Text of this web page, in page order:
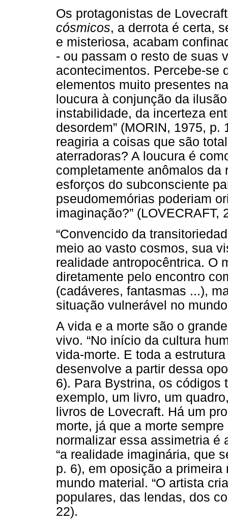
Os protagonistas de
cósmicos, a derrota é certa,
e misteriosa, acabam
- ou passam o resto de suas
acontecimentos. Percebe-se
elementos muito presentes
loucura à conjunção da
instabilidade, da incerteza
desordem” (MORIN, 1975, p.
reagiria a coisas que são
aterradoras? A loucura é
completamente anômalos da
esforços do subconsciente
pseudomemórias poderiam
imaginação?” (LOVECRAFT,
“Convencido da
meio ao vasto cosmos, sua
realidade antropocêntrica. O
diretamente pelo encontro
(cadáveres, fantasmas ...),
situação vulnerável no
A vida e a morte são o
vivo. “No início da cultura
vida-morte. E toda a
desenvolve a partir dessa
6). Para Bystrina, os códigos
exemplo, um livro, um
livros de Lovecraft. Há um
morte, já que a morte
normalizar essa assimetria é
“a realidade imaginária, que
p. 6), em oposição a
mundo material. “O artista
populares, das lendas, dos
22).